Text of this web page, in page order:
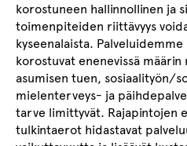
korostuneen hallinnollinen ja
toimenpiteiden riittävyys
kyseenalaista.
korostuvat enenevissä
asumisen tuen, sosiaalityön/
mielenterveys- ja
tarve limittyvät. Rajapintojen
tulkintaerot hidastavat